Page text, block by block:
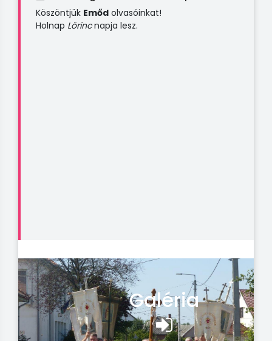
Köszöntjük Emőd olvasóinkat!
Holnap Lörincnapja lesz.
Galéria